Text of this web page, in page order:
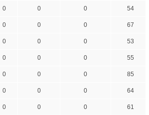
0 0 0
54
0 0 0
67
0 0 0
53
0 0 0
55
0 0 0
85
0 0 0
64
0 0 0
61